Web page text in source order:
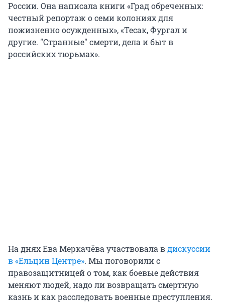
России. Она написала книги «Град обреченных:
честный репортаж о семи колониях для
пожизненно осужденных», «Тесак, Фургал и
другие. "Странные" смерти, дела и быт в
российских тюрьмах».
На днях Ева Меркачёва участвовала вдискуссии
в «Ельцин Центре». Мы поговорили с
правозащитницей о том, как боевые действия
меняют людей, надо ли возвращать смертную
казнь и как расследовать военные преступления.